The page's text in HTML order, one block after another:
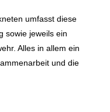
umfasst diese
sowie jeweils ein
Alles in allem ein
und die